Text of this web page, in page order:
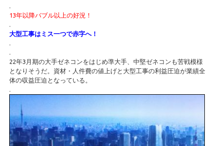
13年以降バブル以上の好況！
大型工事はミス一つで赤字へ！
22年3月期の大手ゼネコンをはじめ準大手、中堅ゼネコンも苦戦模様
となりそうだ。資材・人件費の値上げと大型工事の利益圧迫が業績全
体の収益圧迫となっている。